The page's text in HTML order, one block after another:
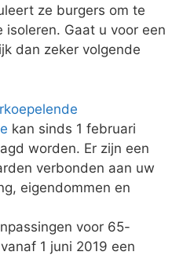
ze burgers om te
isoleren. Gaat u voor een
dan zeker volgende
kan sinds 1 februari
worden. Er zijn een
verbonden aan uw
eigendommen en
voor 65-
1 juni 2019 een